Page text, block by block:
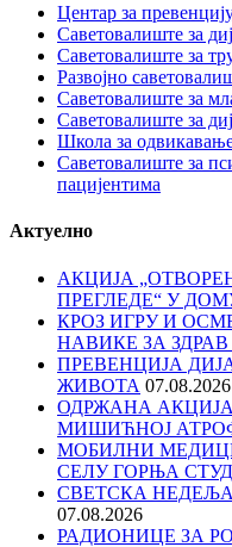
Центар за
Саветовалиште за
Саветовалиште за
Развојно
Саветовалиште за
Саветовалиште за
Школа за
Саветовалиште за
пацијентима
Актуелно
АКЦИЈА
ПРЕГЛЕДЕ“ У
КРОЗ ИГРУ И
НАВИКЕ ЗА
ПРЕВЕНЦИЈА
ЖИВОТА 07.08.2026
ОДРЖАНА
МИШИЋНОЈ
МОБИЛНИ
СЕЛУ ГОРЊА
СВЕТСКА НЕДЕЉА
07.08.2026
РАДИОНИЦЕ ЗА